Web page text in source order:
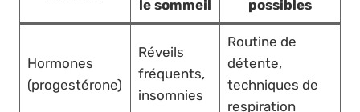
le sommeil
possibles
Hormones
(progestérone)
Réveils
fréquents,
insomnies
Routine de
détente,
techniques de
respiration